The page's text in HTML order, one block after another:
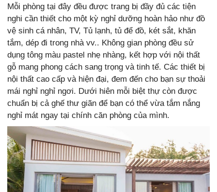
Mỗi phòng tại đây đều được trang bị đầy đủ các tiện
nghi cần thiết cho một kỳ nghỉ dưỡng hoàn hảo như đồ
vệ sinh cá nhân, TV, Tủ lạnh, tủ để đồ, két sắt, khăn
tắm, dép đi trong nhà vv.. Không gian phòng đều sử
dụng tông màu pastel nhẹ nhàng, kết hợp với nội thất
gỗ mang phong cách sang trọng và tinh tế. Các thiết bị
nội thất cao cấp và hiện đại, đem đến cho bạn sự thoải
mái nghỉ nghỉ ngơi. Dưới hiên mỗi biệt thự còn được
chuẩn bị cả ghế thư giãn để bạn có thể vừa tắm nắng
nghỉ mát ngay tại chính căn phòng của mình.